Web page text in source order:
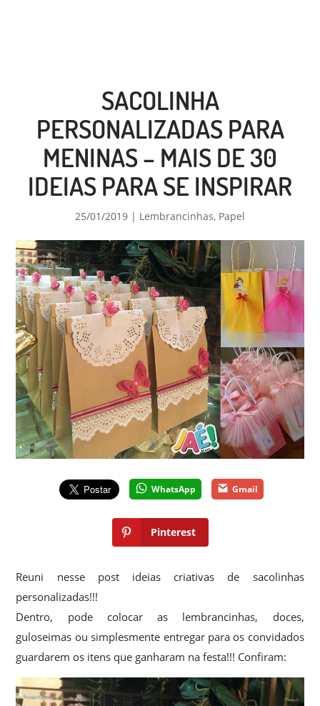
SACOLINHA
PERSONALIZADAS PARA
MENINAS – MAIS DE 30
IDEIAS PARA SE INSPIRAR
25/01/2019 | Lembrancinhas, Papel
WhatsApp Gmail
Pinterest
Reuni nesse post ideias criativas de sacolinhas
personalizadas!!!
Dentro, pode colocar as lembrancinhas, doces,
guloseimas ou simplesmente entregar para os convidados
guardarem os itens que ganharam na festa!!! Confiram: